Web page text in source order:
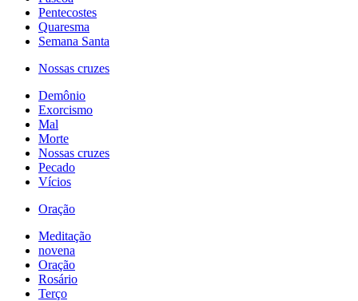
Pentecostes
Quaresma
Semana Santa
Nossas cruzes
Demônio
Exorcismo
Mal
Morte
Nossas cruzes
Pecado
Vícios
Oração
Meditação
novena
Oração
Rosário
Terço